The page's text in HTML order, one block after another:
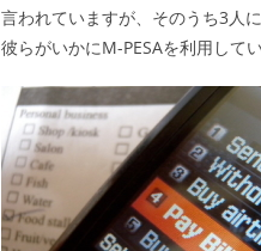
言われていますが、そのうち3人
彼らがいかにM-PESAを利用して